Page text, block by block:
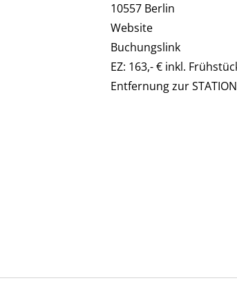
10557 Berlin
Website
Buchungslink
EZ: 163,- € inkl.
Entfernung zur